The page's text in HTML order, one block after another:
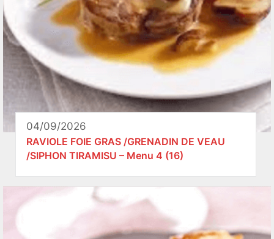
04/09/2026
RAVIOLE FOIE GRAS /GRENADIN DE VEAU
/SIPHON TIRAMISU – Menu 4 (16)